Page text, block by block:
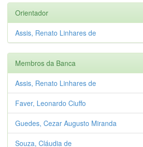
Orientador
Assis, Renato Linhares de
Membros da Banca
Assis, Renato Linhares de
Faver, Leonardo Ciuffo
Guedes, Cezar Augusto Miranda
Souza, Cláudia de